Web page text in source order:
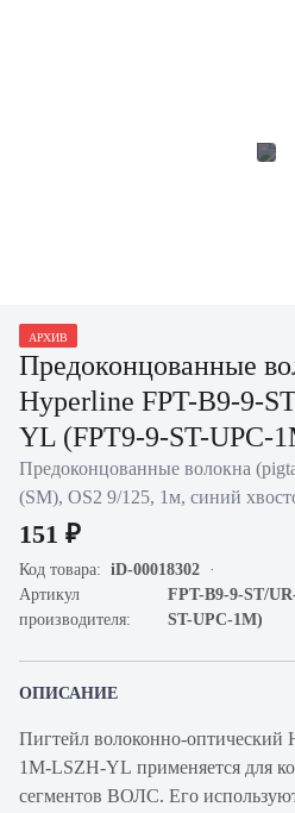
АРХИВ
Предоконцованные
Hyperline FPT-B9-9-
YL (FPT9-9-ST-UPC-
Предоконцованные волокна
(SM), OS2 9/125, 1м, синий
151 ₽
Код товара: iD-00018302
Артикул
производителя:
FPT-B9-9-ST/
ST-UPC-1M)
ОПИСАНИЕ
Пигтейл волоконно-оптический
1M-LSZH-YL применяется для
сегментов ВОЛС. Его